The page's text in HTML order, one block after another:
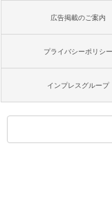
広告掲載のご案内
プライバシーポリシー
インプレスグループ